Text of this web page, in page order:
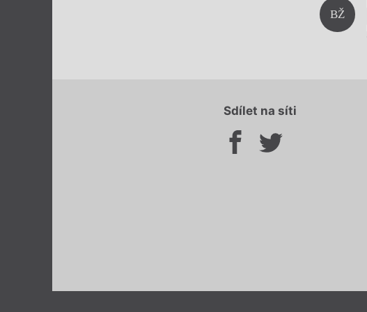
BŽ
Sdílet na síti